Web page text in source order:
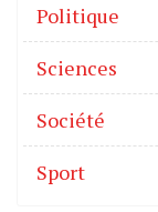
Politique
Sciences
Société
Sport